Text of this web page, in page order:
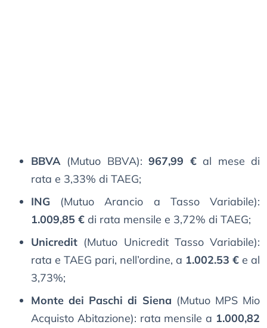
BBVA (Mutuo BBVA):967,99 €al mese di
rata e 3,33% di TAEG;
ING (Mutuo Arancio a Tasso Variabile):
1.009,85 € di rata mensile e 3,72% di TAEG;
Unicredit (Mutuo Unicredit Tasso Variabile):
rata e TAEG pari, nell’ordine, a 1.002.53 € e al
3,73%;
Monte dei Paschi di Siena (Mutuo MPS Mio
Acquisto Abitazione): rata mensile a 1.000,82